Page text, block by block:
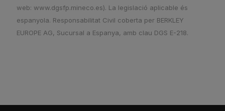
web: www.dgsfp.mineco.es). La legislació aplicable és
espanyola. Responsabilitat Civil coberta per BERKLEY
EUROPE AG, Sucursal a Espanya, amb clau DGS E-218.